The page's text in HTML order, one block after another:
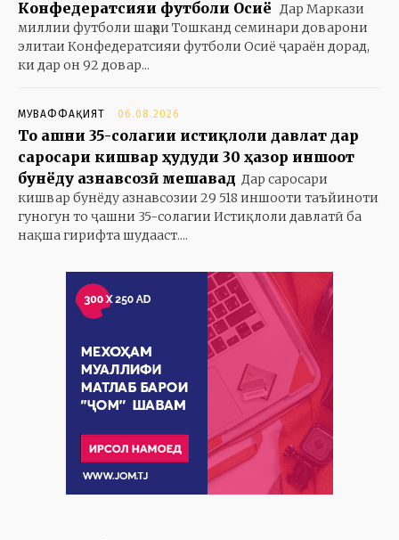
Конфедератсияи футболи Осиё Дар Маркази
миллии футболи шаҳри Тошканд семинари доварони
элитаи Конфедератсияи футболи Осиё ҷараён дорад,
ки дар он 92 довар...
МУВАФФАҚИЯТ 06.08.2026
То ҷашни 35-солагии истиқлоли давлат дар
саросари кишвар ҳудуди 30 ҳазор иншоот
бунёду азнавсозӣ мешавад Дар саросари
кишвар бунёду азнавсозии 29 518 иншооти таъйиноти
гуногун то ҷашни 35-солагии Истиқлоли давлатӣ ба
нақша гирифта шудааст....